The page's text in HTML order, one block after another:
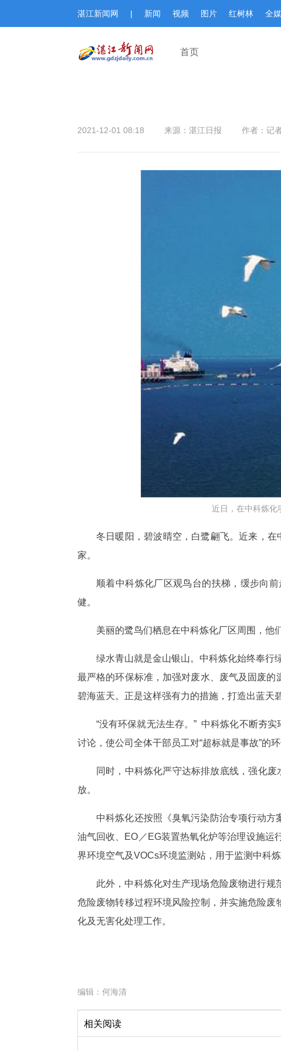
湛江新闻网 | 新闻 视频 图片 红树林 全
首页
2021-12-01 08:18 来源：湛江日报 作者：记
近日，在中科炼化
冬日暖阳，碧波晴空，白鹭翩飞。近来，
家。
顺着中科炼化厂区观鸟台的扶梯，缓步向
健。
美丽的鹭鸟们栖息在中科炼化厂区周围，他
绿水青山就是金山银山。中科炼化始终奉行
最严格的环保标准，加强对废水、废气及固废
碧海蓝天。正是这样强有力的措施，打造出蓝天
“没有环保就无法生存。” 中科炼化不断夯
讨论，使公司全体干部员工对“超标就是事故”的
同时，中科炼化严守达标排放底线，强化
放。
中科炼化还按照《臭氧污染防治专项行动
油气回收、EO／EG装置热氧化炉等治理设施运
界环境空气及VOCs环境监测站，用于监测中科
此外，中科炼化对生产现场危险废物进行
危险废物转移过程环境风险控制，并实施危险
化及无害化处理工作。
编辑： 何海清
相关阅读